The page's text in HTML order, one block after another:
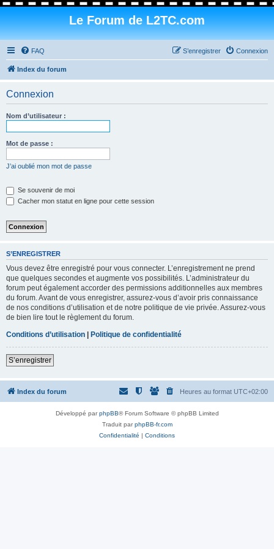
Le Forum de L2TC.com
FAQ Connexion
S’enregistrer
Index du forum
Connexion
Nom d’utilisateur :
Mot de passe :
J’ai oublié mon mot de passe
Se souvenir de moi
Cacher mon statut en ligne pour cette session
S’ENREGISTRER
Vous devez être enregistré pour vous connecter. L’enregistrement ne prend
que quelques secondes et augmente vos possibilités. L’administrateur du
forum peut également accorder des permissions additionnelles aux membres
du forum. Avant de vous enregistrer, assurez-vous d’avoir pris connaissance
de nos conditions d’utilisation et de notre politique de vie privée. Assurez-vous
de bien lire tout le règlement du forum.
Conditions d’utilisation | Politique de confidentialité
S’enregistrer
Index du forum Heures au format UTC+02:00
Développé parphpBB® Forum Software © phpBB Limited
Traduit parphpBB-fr.com
Confidentialité | Conditions